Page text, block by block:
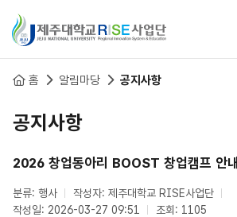
홈 알림마당 공지사항
공지사항
2026 창업동아리 BOOST 창업캠프 안내
분류: 행사
작성자: 제주대학교 RISE사업단
작성일: 2026-03-27 09:51
조회: 1105